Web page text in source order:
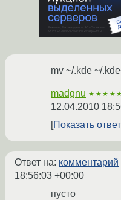
mv ~/.kde ~/
madgnu ★★★★★
12.04.2010
Показать
Ответ на: комментарий
18:56:03 +00:00
пусто